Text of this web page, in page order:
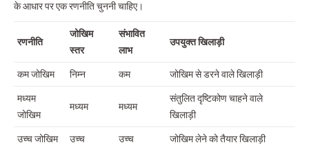
के आधार पर एक रणनीति चुननी चाहिए।
रणनीति
जोखिम
स्तर
संभावित
लाभ
उपयुक्त खिलाड़ी
कम जोखिम निम्न कम जोखिम से डरने वाले खिलाड़ी
मध्यम
जोखिम
मध्यम मध्यम
संतुलित दृष्टिकोण चाहने वाले
खिलाड़ी
उच्च जोखिम उच्च उच्च जोखिम लेने को तैयार खिलाड़ी